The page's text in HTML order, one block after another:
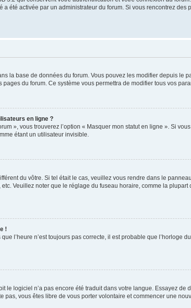
a été activée par un administrateur du forum. Si vous rencontrez
la base de données du forum. Vous pouvez les modifier depuis le
du forum. Ce système vous permettra de modifier tous vos
en ligne ?
», vous trouverez l’option « Masquer mon statut en ligne ». Si
étant un utilisateur invisible.
du vôtre. Si tel était le cas, veuillez vous rendre dans le
Veuillez noter que le réglage du fuseau horaire, comme la
!
l’heure n’est toujours pas correcte, il est probable que l’horloge
le logiciel n’a pas encore été traduit dans votre langue. Essayez de
vous êtes libre de vous porter volontaire et commencer une